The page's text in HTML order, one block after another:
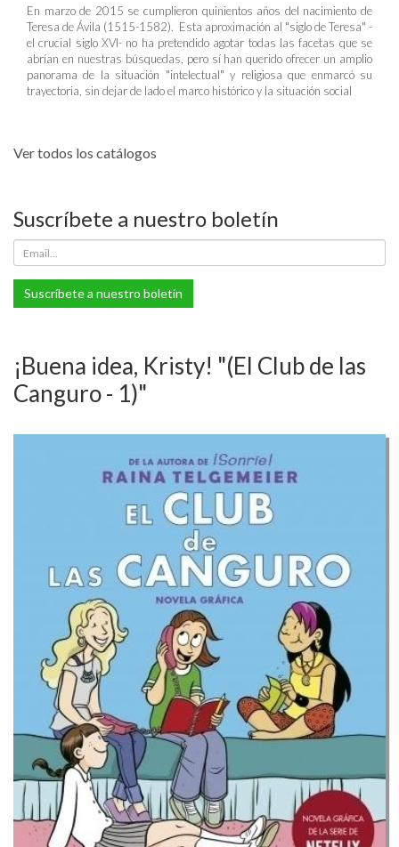
En marzo de 2015 se cumplieron quinientos años del nacimiento de
Teresa de Ávila (1515-1582). Esta aproximación al "siglo de Teresa" -
el crucial siglo XVI- no ha pretendido agotar todas las facetas que se
abrían en nuestras búsquedas, pero sí han querido ofrecer un amplio
panorama de la situación "intelectual" y religiosa que enmarcó su
trayectoria, sin dejar de lado el marco histórico y la situación social
Ver todos los catálogos
Suscríbete a nuestro boletín
Suscríbete a nuestro boletín
¡Buena idea, Kristy! "(El Club de las
Canguro - 1)"